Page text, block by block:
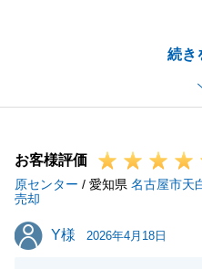
続き
ご契約からお引渡しまで
無事にお取引きを終えて
し寂しい気持ちがござい
今後も何かお困り事がご
お客様評価
原センター / 愛知県 名古屋市天
売却
Y様
Y様 2026年4月18日